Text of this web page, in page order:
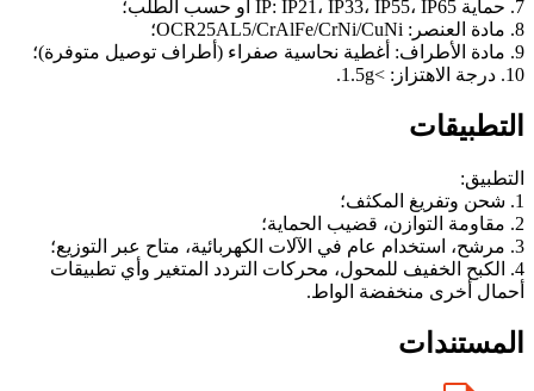
7. حماية IP: IP21، IP33، IP55، IP65 أو حسب الطلب؛
8. مادة العنصر: OCR25AL5/CrAlFe/CrNi/CuNi؛
9. مادة الأطراف: أغطية نحاسية صفراء (أطراف توصيل متوفرة)؛
10. درجة الاهتزاز: >1.5g.
التطبيقات
التطبيق:
1. شحن وتفريغ المكثف؛
2. مقاومة التوازن، قضيب الحماية؛
3. مرشح، استخدام عام في الآلات الكهربائية، متاح عبر التوزيع؛
4. الكبح الخفيف للمحول، محركات التردد المتغير وأي تطبيقات
أحمال أخرى منخفضة الواط.
المستندات